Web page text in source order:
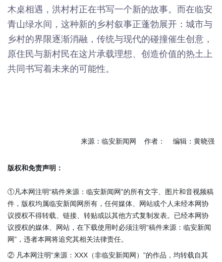
木桌相遇，洪村村正在书写一个新的故事。而在临安
青山绿水间，这种新的乡村叙事正蓬勃展开：城市与
乡村的界限逐渐消融，传统与现代的碰撞催生创意，
原住民与新村民在这片承载理想、创造价值的热土上
共同书写着未来的可能性。
来源：临安新闻网 作者： 编辑：黄晓强
版权和免责声明：
①凡本网注明“稿件来源：临安新闻网”的所有文字、图片和音视频稿
件，版权均属临安新闻网所有，任何媒体、网站或个人未经本网协
议授权不得转载、链接、转贴或以其他方式复制发表。已经本网协
议授权的媒体、网站，在下载使用时必须注明“稿件来源：临安新闻
网”，违者本网将追究其相关法律责任。
② 凡本网注明“来源：XXX（非临安新闻网）”的作品，均转载自其